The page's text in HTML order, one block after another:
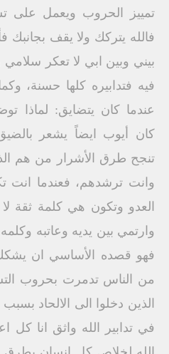
تمييز الحروب ويعمل على
فالله يتركك ولا يقف بجانبك
بيني وبين ابي لا تعكر سلامي
فيه فتدابيره كلها حسنة،
عندما كان يتضايق: لماذا
كان أيوب ايضاً يشعر
تنجح طرق الأشرار من هم
وانت ترشدهم، فعندما انت
العدو وتكون هي كلمة ثقة
وارتمي بين يديه وعاتبه
فهو قصده الأساسي ان يشكك
من الناس تدمرت بحروب
الذين دخلوا الى الالحاد
في تدابير الله واثق انا